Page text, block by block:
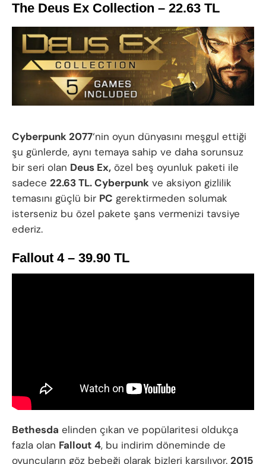
The Deus Ex Collection – 22.63 TL
Cyberpunk 2077‘nin oyun dünyasını meşgul ettiği
şu günlerde, aynı temaya sahip ve daha sorunsuz
bir seri olan Deus Ex, özel beş oyunluk paketi ile
sadece 22.63 TL. Cyberpunk ve aksiyon gizlilik
temasını güçlü bir PC gerektirmeden solumak
isterseniz bu özel pakete şans vermenizi tavsiye
ederiz.
Fallout 4 – 39.90 TL
Bethesda elinden çıkan ve popülaritesi oldukça
fazla olan Fallout 4, bu indirim döneminde de
oyuncuların göz bebeği olarak bizleri karşılıyor. 2015